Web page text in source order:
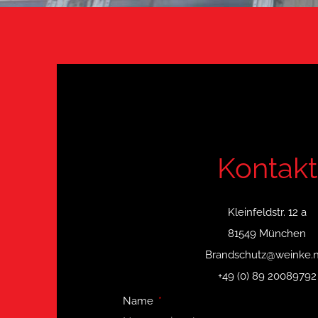
Kontakt
Kleinfeldstr. 12 a
81549 München
+49 (0) 89 20089792
Name